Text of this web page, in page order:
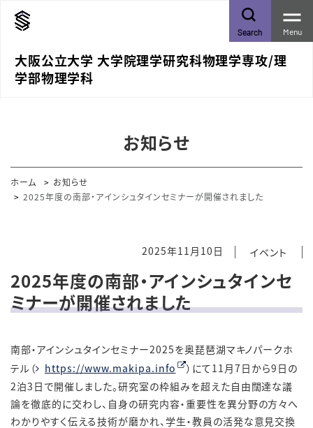
大阪公立大学 大学院理学研究科物理学専攻/理
学部物理学科
Search Menu
お知らせ
ホーム
お知らせ
2025年度の南部・アインシュタインセミナーが開催されました
2025年11月10日 イベント
2025年度の南部・アインシュタインセ
ミナーが開催されました
南部・アインシュタインセミナー2025を奥琵琶湖マキノパークホ
テル（
https://www.makipa.info
）にて11月7日から9日の
2泊3日で開催しました。研究室の枠組みを超えた自由闊達な議
論を徹底的に交わし、自身の研究内容・重要性を異分野の方々へ
わかりやすく伝える技術が磨かれ、学生・教員の活発な意見交換